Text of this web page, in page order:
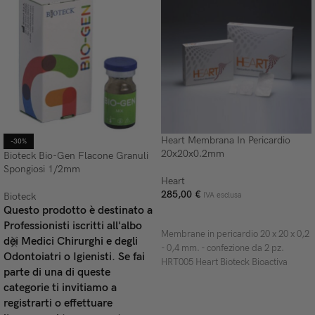
-30%
Bioteck Bio-Gen Flacone Granuli
Spongiosi 1/2mm
Bioteck
Questo prodotto è destinato a
Professionisti iscritti all'albo
dei Medici Chirurghi e degli
Odontoiatri o Igienisti. Se fai
parte di una di queste
categorie ti invitiamo a
registrarti o effettuare
Heart Membrana In Pericardio
20x20x0.2mm
Heart
285,00 € IVA esclusa
Membrane in pericardio 20 x 20 x 0,2
- 0,4 mm. - confezione da 2 pz.
HRT005 Heart Bioteck Bioactiva